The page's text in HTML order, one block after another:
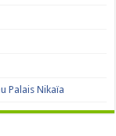
Palais Nikaïa